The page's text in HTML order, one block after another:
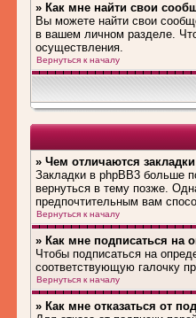
» Как мне найти свои
Вы можете найти свои
в вашем личном разделе.
осуществления.
Вернуться к началу
» Чем отличаются
Закладки в phpBB3 больше
вернуться в тему позже.
предпочтительным вам
Вернуться к началу
» Как мне подписаться на
Чтобы подписаться на
соответствующую галочку
Вернуться к началу
» Как мне отказаться от